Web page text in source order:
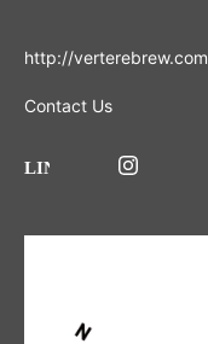
http://verterebrew.com
Contact Us